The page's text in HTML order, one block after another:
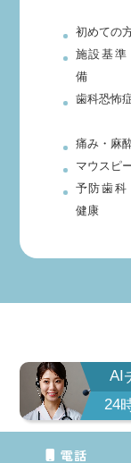
電話
初めての
施設基準
備
歯科恐怖
痛み・麻
マウスピ
予防歯科
健康
AI
24